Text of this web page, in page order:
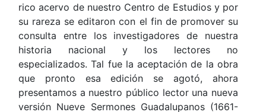
rico acervo de nuestro Centro de Estudios y por
su rareza se editaron con el fin de promover su
consulta entre los investigadores de nuestra
historia nacional y los lectores no
especializados. Tal fue la aceptación de la obra
que pronto esa edición se agotó, ahora
presentamos a nuestro público lector una nueva
versión Nueve Sermones Guadalupanos (1661-